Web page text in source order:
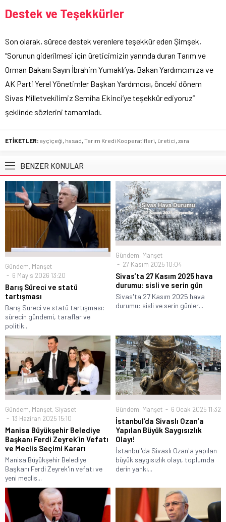
Destek ve Teşekkürler
Son olarak, sürece destek verenlere teşekkür eden Şimşek,
“Sorunun giderilmesi için üreticimizin yanında duran Tarım ve
Orman Bakanı Sayın İbrahim Yumaklı’ya, Bakan Yardımcımıza ve
AK Parti Yerel Yönetimler Başkan Yardımcısı, önceki dönem
Sivas Milletvekilimiz Semiha Ekinci’ye teşekkür ediyoruz”
şeklinde sözlerini tamamladı.
ETİKETLER: ayçiçeği, hasad, Tarım Kredi Kooperatifleri, üretici, zara
BENZER KONULAR
Gündem, Manşet
6 Mayıs 2026 13:20
Barış Süreci ve statü
tartışması
Barış Süreci ve statü tartışması:
sürecin gündemi, taraflar ve
politik...
Gündem, Manşet
27 Kasım 2025 10:04
Sivas’ta 27 Kasım 2025 hava
durumu: sisli ve serin gün
Sivas'ta 27 Kasım 2025 hava
durumu: sisli ve serin günler...
Gündem, Manşet, Siyaset
13 Haziran 2025 15:10
Manisa Büyükşehir Belediye
Başkanı Ferdi Zeyrek’in Vefatı
ve Meclis Seçimi Kararı
Manisa Büyükşehir Belediye
Başkanı Ferdi Zeyrek'in vefatı ve
yeni meclis...
Gündem, Manşet 6 Ocak 2025 11:32
İstanbul’da Sivaslı Ozan’a
Yapılan Büyük Saygısızlık
Olayı!
İstanbul'da Sivaslı Ozan'a yapılan
büyük saygısızlık olayı, toplumda
derin yankı...